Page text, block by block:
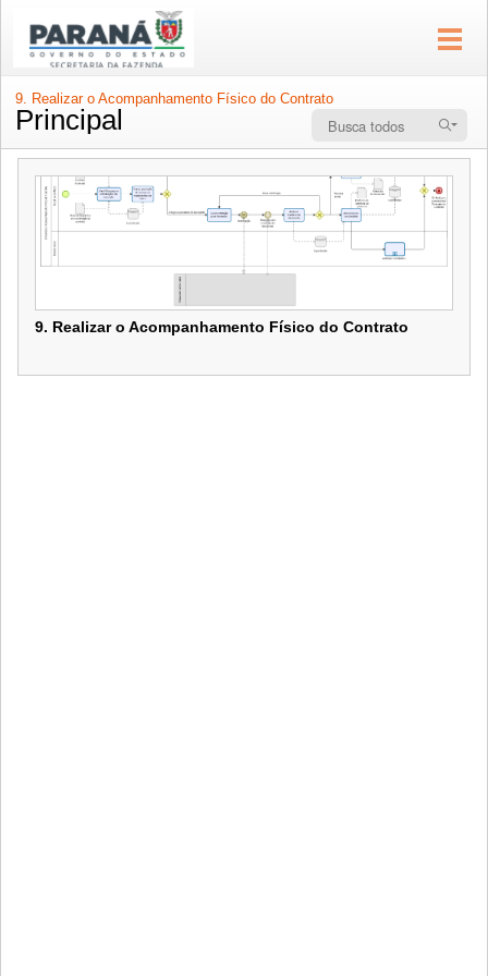
9. Realizar o Acompanhamento Físico do Contrato
Principal
9. Realizar o Acompanhamento Físico do Contrato